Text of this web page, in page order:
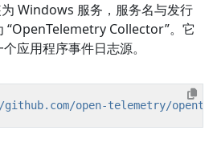
Windows 服务，服务名与发行
“OpenTelemetry Collector”。它
应用程序事件日志源。
open-telemetry/